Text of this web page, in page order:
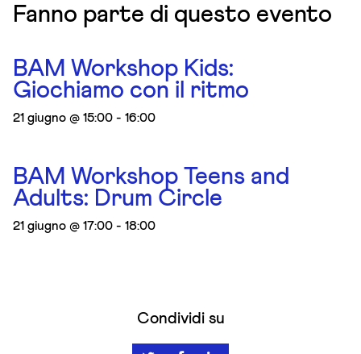
Fanno parte di questo evento
BAM Workshop Kids:
Giochiamo con il ritmo
21 giugno @ 15:00 - 16:00
BAM Workshop Teens and
Adults: Drum Circle
21 giugno @ 17:00 - 18:00
Condividi su